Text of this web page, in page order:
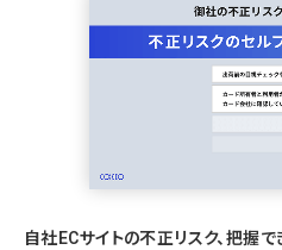
自社ECサイトの不正リスク、把握で